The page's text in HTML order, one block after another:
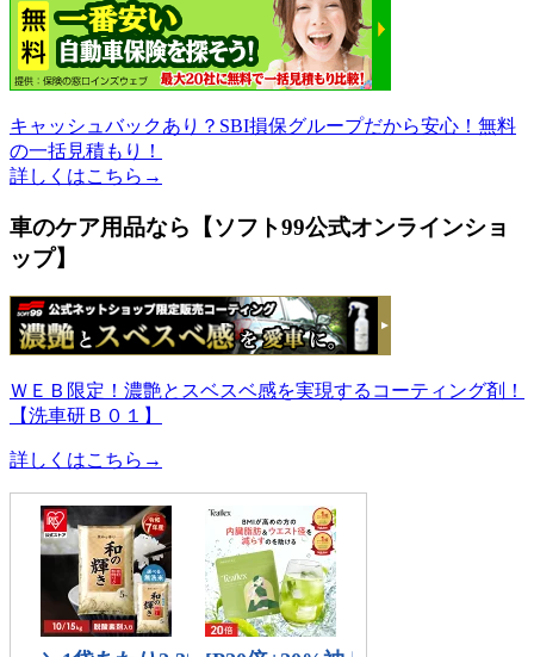
キャッシュバックあり？SBI損保グループだから安心！無料
の一括見積もり！
詳しくはこちら→
車のケア用品なら【ソフト99公式オンラインショ
ップ】
ＷＥＢ限定！濃艶とスベスベ感を実現するコーティング剤！
【洗車研Ｂ０１】
詳しくはこちら→